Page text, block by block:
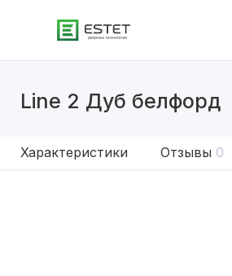
Line 2 Дуб белфорд
Характеристики Отзывы 0